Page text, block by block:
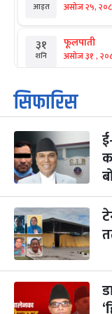
आइत असोज २५,
३१
शनि
फूलपाती
असोज ३१ ,
१
आइत
कार्तिक
कार्तिक १, २०८३
३
मंगल
महानवमी
कार्तिक ३,
४
५
बिहि
पापा‌ङ्कुशा
कार्तिक ५, २०८३
आइत
कुकुर तिहार
कार्तिक २२,
सिफारिस